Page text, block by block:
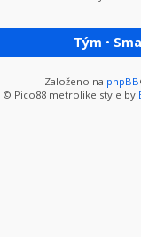
Tým •
Založeno na phpBB
© Pico88 metrolike style by